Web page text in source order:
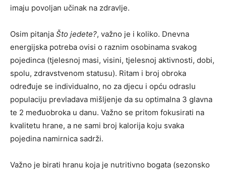
imaju povoljan učinak na zdravlje.
Osim pitanja Što jedete?, važno je i koliko. Dnevna
energijska potreba ovisi o raznim osobinama svakog
pojedinca (tjelesnoj masi, visini, tjelesnoj aktivnosti, dobi,
spolu, zdravstvenom statusu). Ritam i broj obroka
određuje se individualno, no za djecu i opću odraslu
populaciju prevladava mišljenje da su optimalna 3 glavna
te 2 međuobroka u danu. Važno se pritom fokusirati na
kvalitetu hrane, a ne sami broj kalorija koju svaka
pojedina namirnica sadrži.
Važno je birati hranu koja je nutritivno bogata (sezonsko